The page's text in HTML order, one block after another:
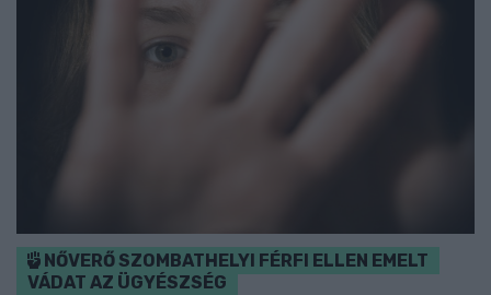
NŐVERŐ SZOMBATHELYI FÉRFI ELLEN EMELT
VÁDAT AZ ÜGYÉSZSÉG